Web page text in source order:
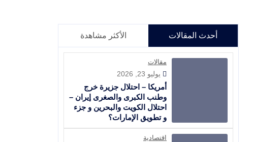
أحدث المقالات الأكثر مشاهدة
مقالات
يوليو 23, 2026
أمريكا – احتلال جزيرة خرج
وطنب الكبرى والصغرى إيران –
احتلال الكويت والبحرين و جزء
و تطويق الإمارات؟
اقتصادية